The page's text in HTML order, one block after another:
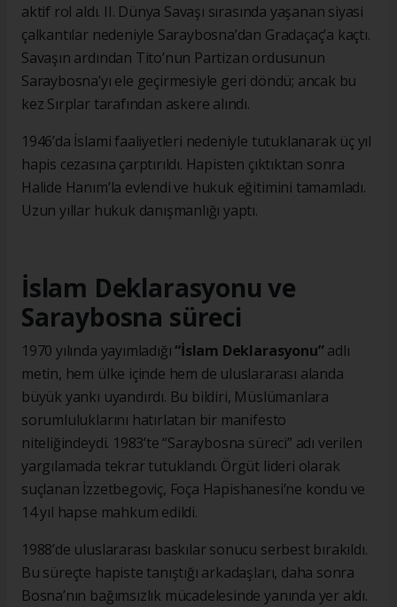
aktif rol aldı. II. Dünya Savaşı sırasında yaşanan siyasi
çalkantılar nedeniyle Saraybosna’dan Gradaçaç’a kaçtı.
Savaşın ardından Tito’nun Partizan ordusunun
Saraybosna’yı ele geçirmesiyle geri döndü; ancak bu
kez Sırplar tarafından askere alındı.
1946’da İslami faaliyetleri nedeniyle tutuklanarak üç yıl
hapis cezasına çarptırıldı. Hapisten çıktıktan sonra
Halide Hanım’la evlendi ve hukuk eğitimini tamamladı.
Uzun yıllar hukuk danışmanlığı yaptı.
İslam Deklarasyonu ve
Saraybosna süreci
1970 yılında yayımladığı“İslam Deklarasyonu”adlı
metin, hem ülke içinde hem de uluslararası alanda
büyük yankı uyandırdı. Bu bildiri, Müslümanlara
sorumluluklarını hatırlatan bir manifesto
niteliğindeydi. 1983’te “Saraybosna süreci” adı verilen
yargılamada tekrar tutuklandı. Örgüt lideri olarak
suçlanan İzzetbegoviç, Foça Hapishanesi’ne kondu ve
14 yıl hapse mahkum edildi.
1988’de uluslararası baskılar sonucu serbest bırakıldı.
Bu süreçte hapiste tanıştığı arkadaşları, daha sonra
Bosna’nın bağımsızlık mücadelesinde yanında yer aldı.